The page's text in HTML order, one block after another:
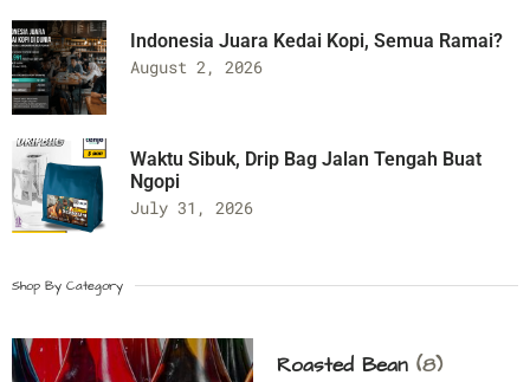
Indonesia Juara Kedai Kopi, Semua Ramai?
August 2, 2026
Waktu Sibuk, Drip Bag Jalan Tengah Buat
Ngopi
July 31, 2026
Shop By Category
Roasted Bean (8)